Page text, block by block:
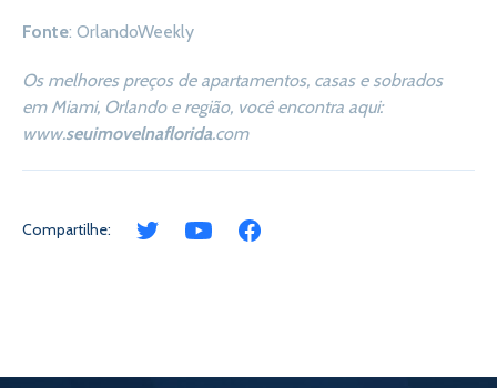
Fonte: OrlandoWeekly
Os melhores preços de apartamentos, casas e sobrados
em Miami, Orlando e região, você encontra aqui:
www.seuimovelnaflorida.com
Compartilhe: